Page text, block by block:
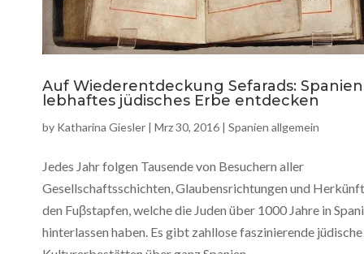
Auf Wiederentdeckung Sefarads:
lebhaftes jüdisches Erbe entdecken
by Katharina Giesler | Mrz 30, 2016 | Spanien allgemein
Jedes Jahr folgen Tausende von Besuchern aller
Gesellschaftsschichten, Glaubensrichtungen und
den Fuβstapfen, welche die Juden über 1000 Jahre in
hinterlassen haben. Es gibt zahllose faszinierende jüdische